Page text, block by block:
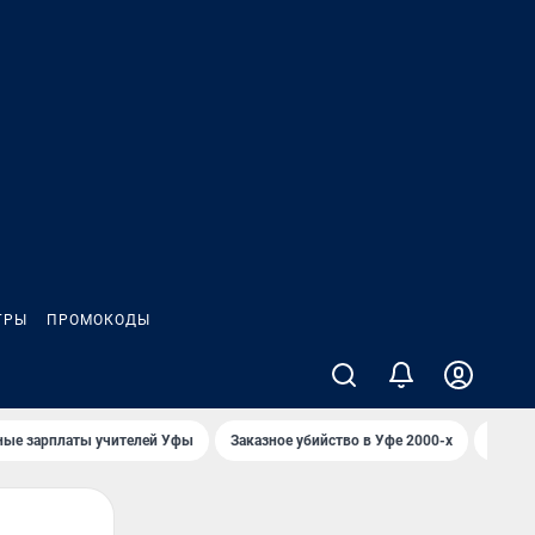
ПРОМОКОДЫ
зарплаты учителей Уфы Заказное убийство в Уфе 2000-х